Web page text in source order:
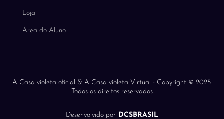
Loja
Área do Aluno
A Casa violeta oficial & A Casa violeta Virtual - Copyright © 2025.
Todos os direitos reservados
Desenvolvido porDCSBRASIL